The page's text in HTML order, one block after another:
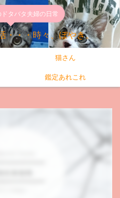
タバタ夫婦の日常
・・・時々、ぼやき。
猫さん
鑑定あれこれ